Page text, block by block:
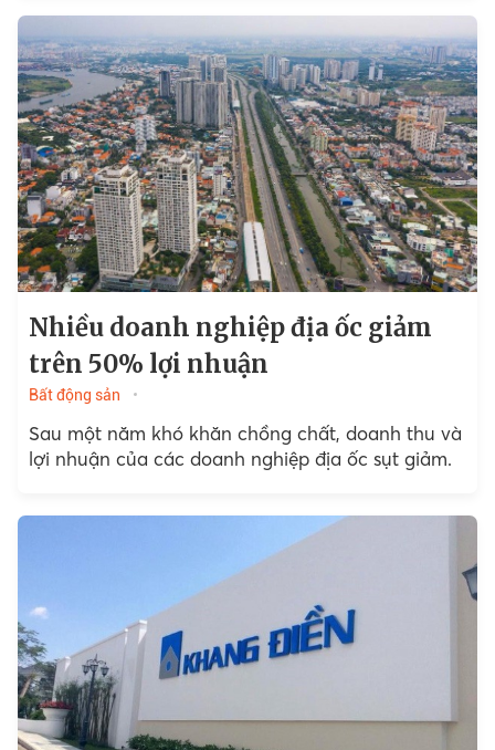
Nhiều doanh nghiệp địa ốc giảm
trên 50% lợi nhuận
Bất động sản
Sau một năm khó khăn chồng chất, doanh thu và
lợi nhuận của các doanh nghiệp địa ốc sụt giảm.